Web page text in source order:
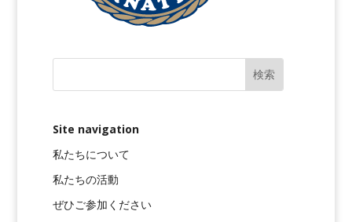
Site navigation
私たちについて
私たちの活動
ぜひご参加ください